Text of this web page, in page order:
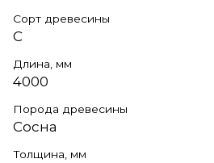
Сорт древесины
С
Длина, мм
4000
Порода древесины
Сосна
Толщина, мм